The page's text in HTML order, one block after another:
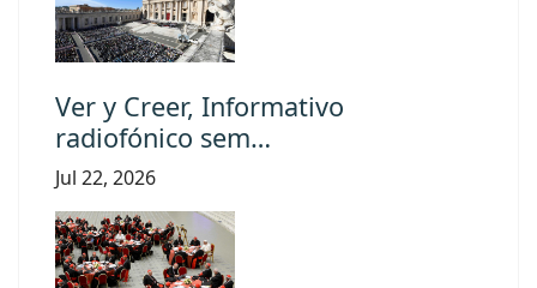
Ver y Creer, Informativo
radiofónico sem…
Jul 22, 2026